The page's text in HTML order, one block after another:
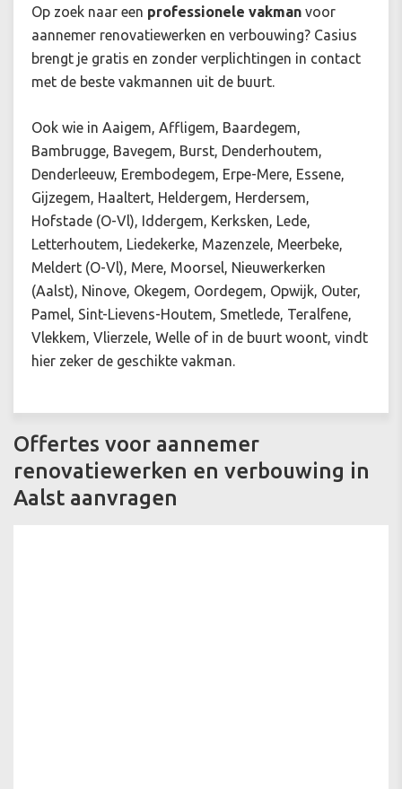
Op zoek naar een professionele vakman voor
aannemer renovatiewerken en verbouwing? Casius
brengt je gratis en zonder verplichtingen in contact
met de beste vakmannen uit de buurt.
Ook wie in Aaigem, Affligem, Baardegem,
Bambrugge, Bavegem, Burst, Denderhoutem,
Denderleeuw, Erembodegem, Erpe-Mere, Essene,
Gijzegem, Haaltert, Heldergem, Herdersem,
Hofstade (O-Vl), Iddergem, Kerksken, Lede,
Letterhoutem, Liedekerke, Mazenzele, Meerbeke,
Meldert (O-Vl), Mere, Moorsel, Nieuwerkerken
(Aalst), Ninove, Okegem, Oordegem, Opwijk, Outer,
Pamel, Sint-Lievens-Houtem, Smetlede, Teralfene,
Vlekkem, Vlierzele, Welle of in de buurt woont, vindt
hier zeker de geschikte vakman.
Offertes voor aannemer
renovatiewerken en verbouwing in
Aalst aanvragen